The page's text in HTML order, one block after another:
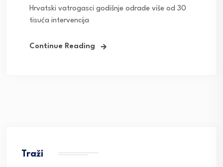
Hrvatski vatrogasci godišnje odrade više od 30
tisuća intervencija
Continue Reading
Traži